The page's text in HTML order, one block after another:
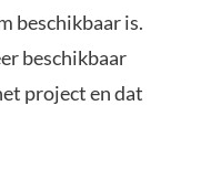
beschikbaar is.
beschikbaar
project en dat